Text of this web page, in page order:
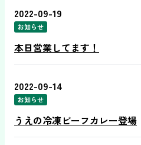
2022-09-19
お知らせ
本日営業してます！
2022-09-14
お知らせ
うえの冷凍ビーフカレー登場